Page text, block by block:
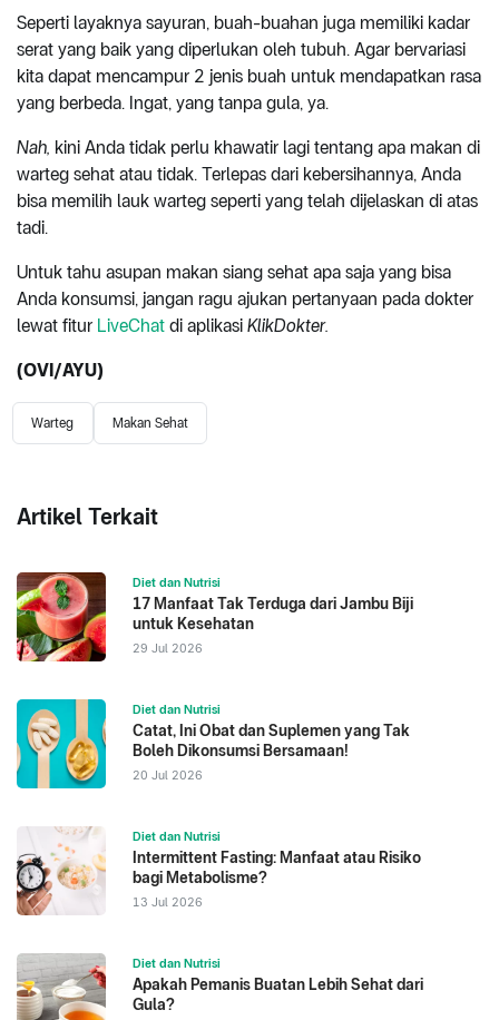
Seperti layaknya sayuran, buah-buahan juga memiliki kadar
serat yang baik yang diperlukan oleh tubuh. Agar bervariasi
kita dapat mencampur 2 jenis buah untuk mendapatkan rasa
yang berbeda. Ingat, yang tanpa gula, ya.
Nah, kini Anda tidak perlu khawatir lagi tentang apa makan di
warteg sehat atau tidak. Terlepas dari kebersihannya, Anda
bisa memilih lauk warteg seperti yang telah dijelaskan di atas
tadi.
Untuk tahu asupan makan siang sehat apa saja yang bisa
Anda konsumsi, jangan ragu ajukan pertanyaan pada dokter
lewat fitur LiveChat di aplikasi KlikDokter.
(OVI/AYU)
Warteg Makan Sehat
Artikel Terkait
Diet dan Nutrisi
17 Manfaat Tak Terduga dari Jambu Biji
untuk Kesehatan
29 Jul 2026
Diet dan Nutrisi
Catat, Ini Obat dan Suplemen yang Tak
Boleh Dikonsumsi Bersamaan!
20 Jul 2026
Diet dan Nutrisi
Intermittent Fasting: Manfaat atau Risiko
bagi Metabolisme?
13 Jul 2026
Diet dan Nutrisi
Apakah Pemanis Buatan Lebih Sehat dari
Gula?